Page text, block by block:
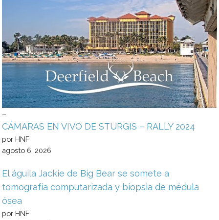
–
CÁMARAS EN VIVO DE STURGIS – RALLY 2024
por HNF
agosto 6, 2026
El águila Jackie de Big Bear se somete a
tomografía computarizada y biopsia de médula
ósea
por HNF